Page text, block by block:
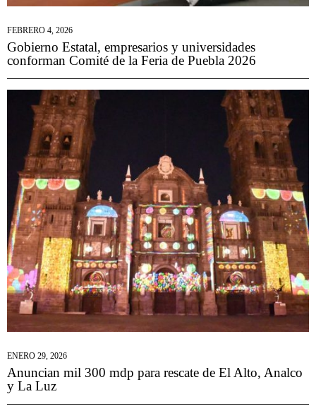
FEBRERO 4, 2026
Gobierno Estatal, empresarios y universidades
conforman Comité de la Feria de Puebla 2026
ENERO 29, 2026
Anuncian mil 300 mdp para rescate de El Alto, Analco
y La Luz